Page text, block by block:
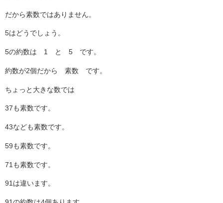
だから素数ではありません。
5はどうでしょう。
5の約数は 1 と 5 です。
約数が2個だから 素数 です。
ちょっと大きな数では
37も素数です。
43なども素数です。
59も素数です。
71も素数です。
91は違います。